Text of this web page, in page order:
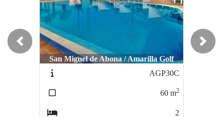
San Miguel de Abona / Amarilla Golf
San Miguel de Abona / Golf del Sur
TP101
50m2
1
Previous Next